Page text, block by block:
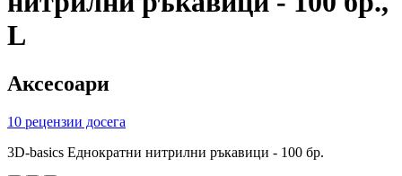
L
Аксесоари
10 рецензии досега
3D-basics Еднократни нитрилни ръкавици - 100 бр.